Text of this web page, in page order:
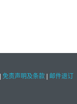
免责声明及条款 邮件退订